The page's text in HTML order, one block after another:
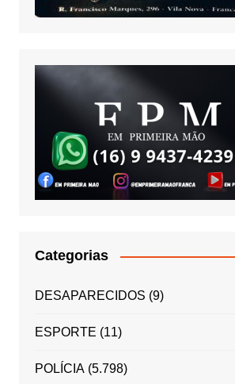
Categorias
DESAPARECIDOS (9)
ESPORTE (11)
POLÍCIA(5.798)